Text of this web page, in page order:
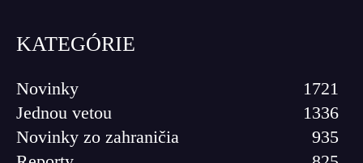
KATEGÓRIE
Novinky
1721
Jednou vetou
1336
Novinky zo zahraničia
935